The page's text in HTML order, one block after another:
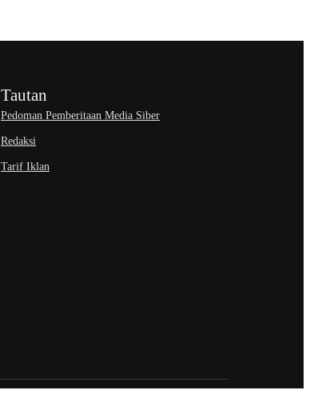
Tautan
Pedoman Pemberitaan Media Siber
Redaksi
Tarif Iklan